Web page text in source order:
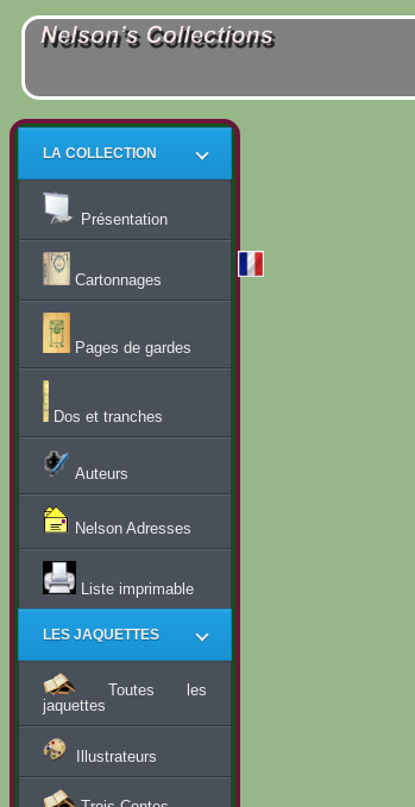
LA COLLECTION
Présentation
Cartonnages
Pages de gardes
Dos et tranches
Auteurs
Nelson Adresses
Liste imprimable
LES JAQUETTES
Toutes les
jaquettes
Illustrateurs